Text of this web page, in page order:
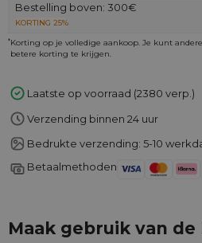
Bestelling boven: 300€
KORTING 25%
*Korting op je volledige aankoop. Je kunt
betere korting te krijgen.
Laatste op voorraad (2380 verp.)
Verzending binnen 24 uur
Bedrukte verzending: 5-10
Betaalmethoden
Maak gebruik van